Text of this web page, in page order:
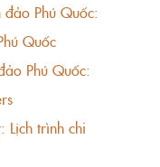
Phú Quốc:
Quốc
Phú Quốc:
Lịch trình chi